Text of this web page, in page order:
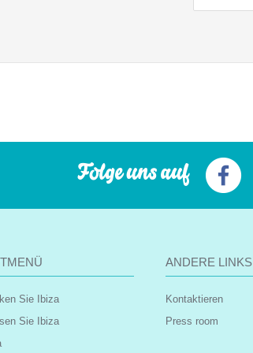
Folge uns auf
Sie Ibiza
Sie Ibiza
ANDERE LINKS
Kontaktieren
Press room